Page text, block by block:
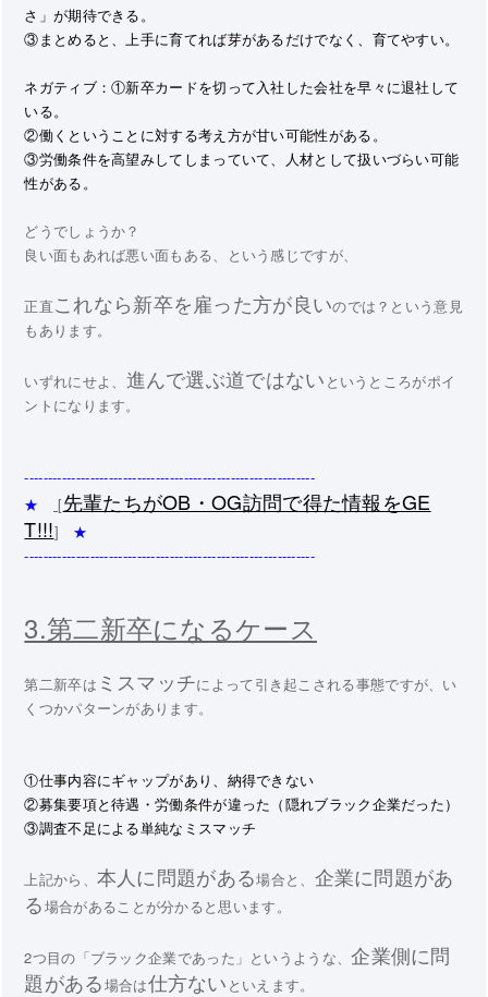
さ」が期待できる。
③まとめると、上手に育てれば芽があるだけでなく、育てやすい。
ネガティブ：①新卒カードを切って入社した会社を早々に退社して
いる。
②働くということに対する考え方が甘い可能性がある。
③労働条件を高望みしてしまっていて、人材として扱いづらい可能
性がある。
どうでしょうか？
良い面もあれば悪い面もある、という感じですが、
正直これなら新卒を雇った方が良いのでは？という意見
もあります。
いずれにせよ、 進んで選ぶ道ではない というところがポイ
ントになります。
--------------------------------------------------------------
★
[先輩たちがOB・OG訪問で得た情報をGE
T!!!]
★
--------------------------------------------------------------
3.第二新卒になるケース
第二新卒は ミスマッチによって引き起こされる事態ですが、い
くつかパターンがあります。
①仕事内容にギャップがあり、納得できない
②募集要項と待遇・労働条件が違った（隠れブラック企業だった）
③調査不足による単純なミスマッチ
上記から、 本人に問題がある場合と、 企業に問題があ
る場合があることが分かると思います。
2つ目の「ブラック企業であった」というような、企業側に問
題がある場合は仕方ない といえます。